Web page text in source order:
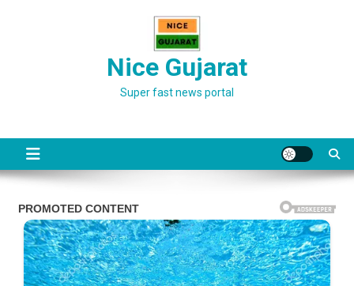
Nice Gujarat
Super fast news portal